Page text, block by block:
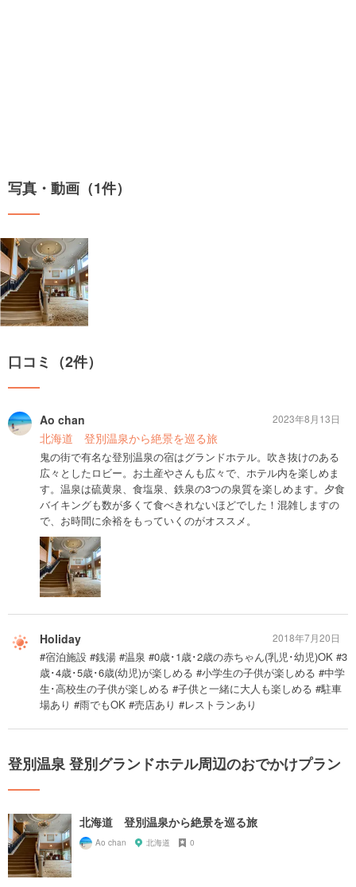
写真・動画（1件）
口コミ（2件）
Ao chan
北海道 登別温泉から絶景を巡る旅
鬼の街で有名な登別温泉の宿はグランドホテル。吹き抜けのある
広々としたロビー。お土産やさんも広々で、ホテル内を楽しめま
す。温泉は硫黄泉、食塩泉、鉄泉の3つの泉質を楽しめます。夕食
バイキングも数が多くて食べきれないほどでした！混雑しますの
で、お時間に余裕をもっていくのがオススメ。
2023年8月13日
Holiday
#宿泊施設 #銭湯 #温泉 #0歳･1歳･2歳の赤ちゃん(乳児･幼児)OK #3
歳･4歳･5歳･6歳(幼児)が楽しめる #小学生の子供が楽しめる #中学
生･高校生の子供が楽しめる #子供と一緒に大人も楽しめる #駐車
場あり #雨でもOK #売店あり #レストランあり
2018年7月20日
登別温泉 登別グランドホテル周辺のおでかけプラン
北海道 登別温泉から絶景を巡る旅
Ao chan 北海道 0